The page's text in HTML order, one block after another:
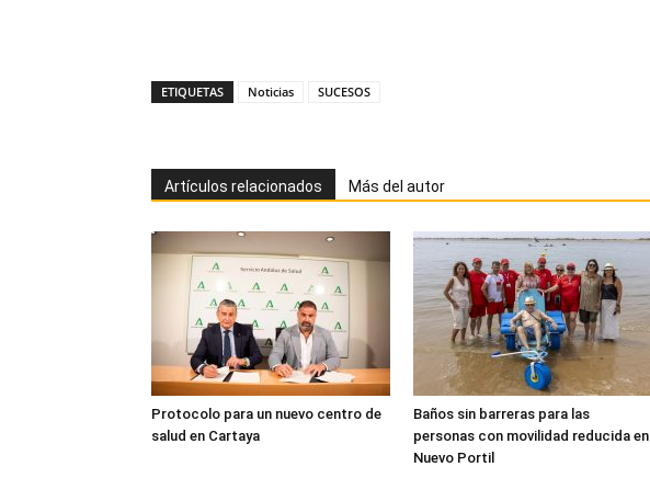
ETIQUETAS Noticias SUCESOS
Artículos relacionados Más del autor
Protocolo para un nuevo centro de
salud en Cartaya
Baños sin barreras para las
personas con movilidad reducida en
Nuevo Portil